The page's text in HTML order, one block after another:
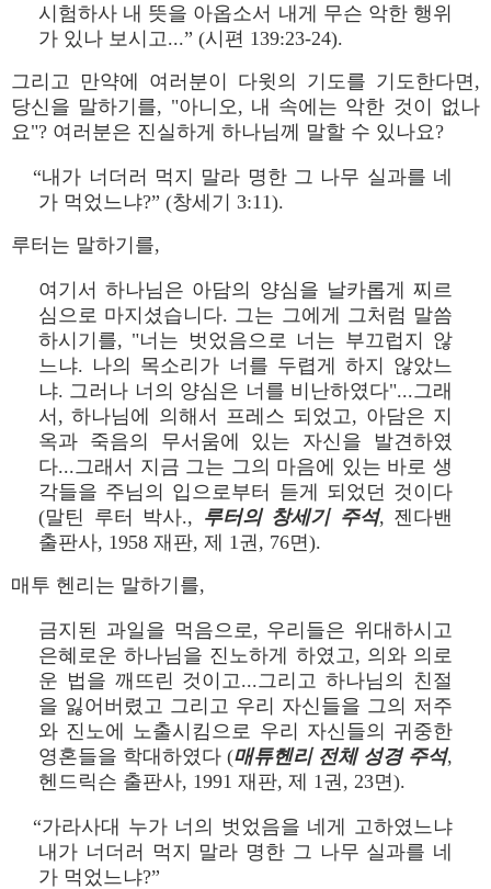
시험하사 내 뜻을 아옵소서 내게 무슨 악한 행위
가 있나 보시고...” (시편 139:23-24).
그리고 만약에 여러분이 다윗의 기도를 기도한다면,
당신을 말하기를, "아니오, 내 속에는 악한 것이 없나
요"? 여러분은 진실하게 하나님께 말할 수 있나요?
“내가 너더러 먹지 말라 명한 그 나무 실과를 네
가 먹었느냐?” (창세기 3:11).
루터는 말하기를,
여기서 하나님은 아담의 양심을 날카롭게 찌르
심으로 마지셨습니다. 그는 그에게 그처럼 말씀
하시기를, "너는 벗었음으로 너는 부끄럽지 않
느냐. 나의 목소리가 너를 두렵게 하지 않았느
냐. 그러나 너의 양심은 너를 비난하였다"...그래
서, 하나님에 의해서 프레스 되었고, 아담은 지
옥과 죽음의 무서움에 있는 자신을 발견하였
다...그래서 지금 그는 그의 마음에 있는 바로 생
각들을 주님의 입으로부터 듣게 되었던 것이다
(말틴 루터 박사., 루터의 창세기 주석, 젠다밴
출판사, 1958 재판, 제 1권, 76면).
매투 헨리는 말하기를,
금지된 과일을 먹음으로, 우리들은 위대하시고
은혜로운 하나님을 진노하게 하였고, 의와 의로
운 법을 깨뜨린 것이고...그리고 하나님의 친절
을 잃어버렸고 그리고 우리 자신들을 그의 저주
와 진노에 노출시킴으로 우리 자신들의 귀중한
영혼들을 학대하였다 (매튜헨리 전체 성경 주석,
헨드릭슨 출판사, 1991 재판, 제 1권, 23면).
“가라사대 누가 너의 벗었음을 네게 고하였느냐
내가 너더러 먹지 말라 명한 그 나무 실과를 네
가 먹었느냐?”